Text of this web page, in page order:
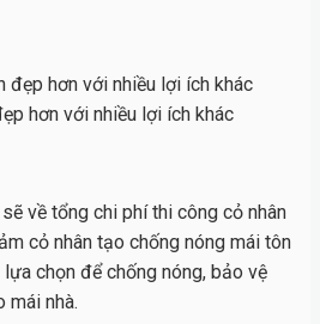
hơn với nhiều lợi ích khác
về tổng chi phí thi công cỏ nhân
cỏ nhân tạo chống nóng mái tôn
chọn để chống nóng, bảo vệ
mái nhà.